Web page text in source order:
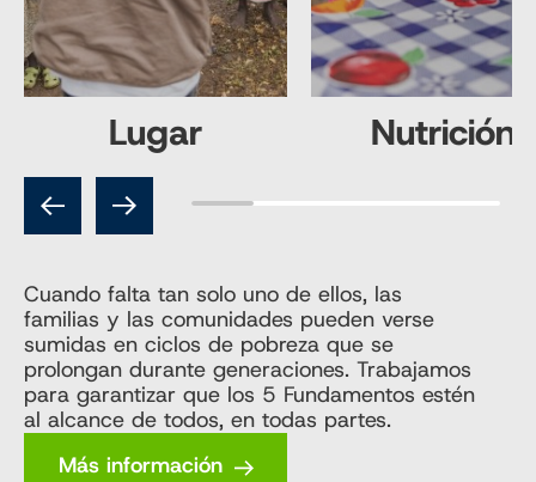
Previous
Lugar Nutrición
Next
Cuando falta tan solo uno de ellos, las
familias y las comunidades pueden verse
sumidas en ciclos de pobreza que se
prolongan durante generaciones. Trabajamos
para garantizar que los 5 Fundamentos estén
al alcance de todos, en todas partes.
Más información